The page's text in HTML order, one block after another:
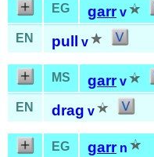
EG garr v
EN pull v
MS garr v
EN drag v
EG garr n